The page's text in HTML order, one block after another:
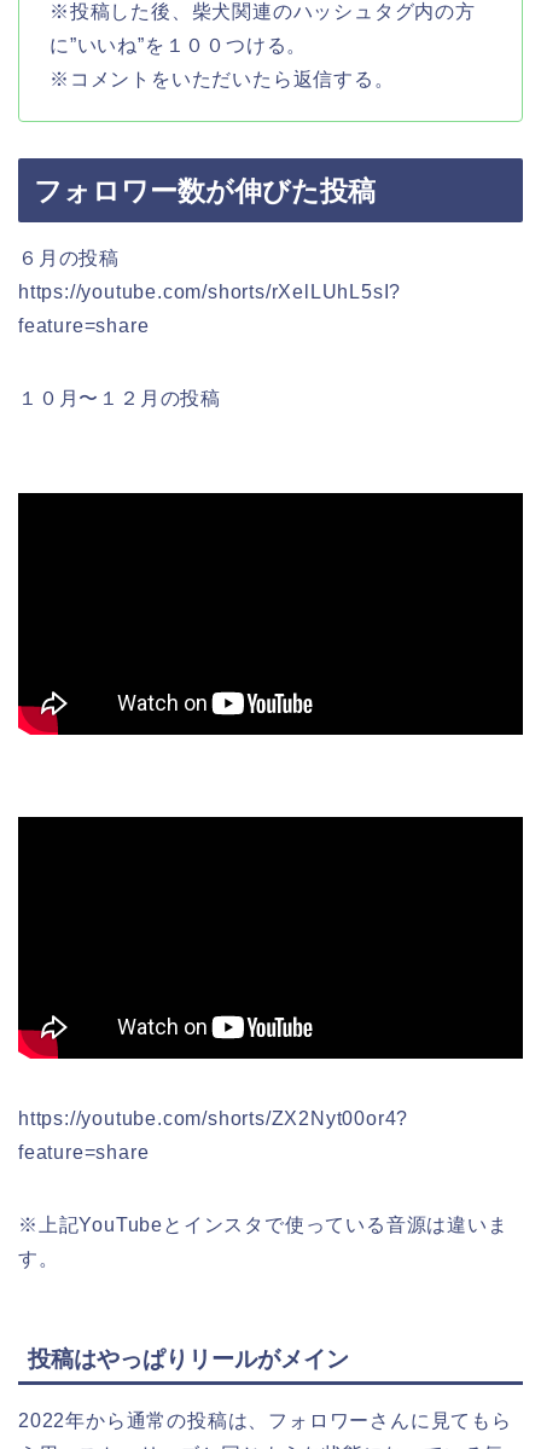
※投稿した後、柴犬関連のハッシュタグ内の方
に”いいね”を１００つける。
※コメントをいただいたら返信する。
フォロワー数が伸びた投稿
６月の投稿
https://youtube.com/shorts/rXelLUhL5sI?
feature=share
１０月〜１２月の投稿
https://youtube.com/shorts/ZX2Nyt00or4?
feature=share
※上記YouTubeとインスタで使っている音源は違いま
す。
投稿はやっぱりリールがメイン
2022年から通常の投稿は、フォロワーさんに見てもら